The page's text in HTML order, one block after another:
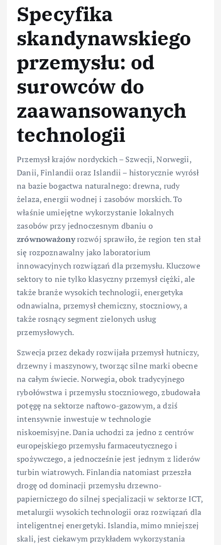
Specyfika
skandynawskiego
przemysłu: od
surowców do
zaawansowanych
technologii
Przemysł krajów nordyckich – Szwecji, Norwegii,
Danii, Finlandii oraz Islandii – historycznie wyrósł
na bazie bogactwa naturalnego: drewna, rudy
żelaza, energii wodnej i zasobów morskich. To
właśnie umiejętne wykorzystanie lokalnych
zasobów przy jednoczesnym dbaniu o
zrównoważonyrozwój sprawiło, że region ten stał
się rozpoznawalny jako laboratorium
innowacyjnych rozwiązań dla przemysłu. Kluczowe
sektory to nie tylko klasyczny przemysł ciężki, ale
także branże wysokich technologii, energetyka
odnawialna, przemysł chemiczny, stoczniowy, a
także rosnący segment zielonych usług
przemysłowych.
Szwecja przez dekady rozwijała przemysł hutniczy,
drzewny i maszynowy, tworząc silne marki obecne
na całym świecie. Norwegia, obok tradycyjnego
rybołówstwa i przemysłu stoczniowego, zbudowała
potęgę na sektorze naftowo-gazowym, a dziś
intensywnie inwestuje w technologie
niskoemisyjne. Dania uchodzi za jedno z centrów
europejskiego przemysłu farmaceutycznego i
spożywczego, a jednocześnie jest jednym z liderów
turbin wiatrowych. Finlandia natomiast przeszła
drogę od dominacji przemysłu drzewno-
papierniczego do silnej specjalizacji w sektorze ICT,
metalurgii wysokich technologii oraz rozwiązań dla
inteligentnej energetyki. Islandia, mimo mniejszej
skali, jest ciekawym przykładem wykorzystania